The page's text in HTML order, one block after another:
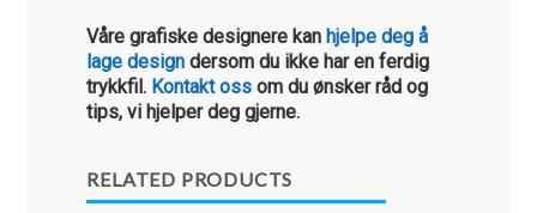
Våre grafiske designere kan hjelpe deg å
lage design dersom du ikke har en ferdig
trykkfil. Kontakt oss om du ønsker råd og
tips, vi hjelper deg gjerne.
RELATED PRODUCTS